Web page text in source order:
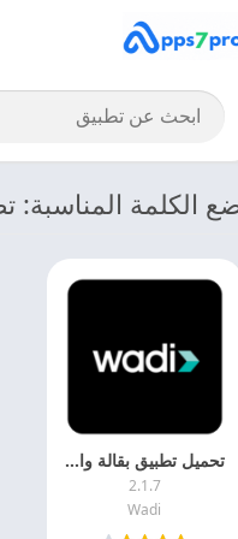
الكلمة المناسبة:
تحميل تطبيق بقالة وادى Wadi APK 2025 مجانا
2.1.7
Wadi